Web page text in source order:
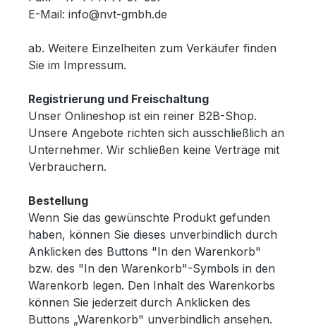
E-Mail: info@nvt-gmbh.de
ab. Weitere Einzelheiten zum Verkäufer finden
Sie im Impressum.
Registrierung und Freischaltung
Unser Onlineshop ist ein reiner B2B-Shop.
Unsere Angebote richten sich ausschließlich an
Unternehmer. Wir schließen keine Verträge mit
Verbrauchern.
Bestellung
Wenn Sie das gewünschte Produkt gefunden
haben, können Sie dieses unverbindlich durch
Anklicken des Buttons "In den Warenkorb"
bzw. des "In den Warenkorb"-Symbols in den
Warenkorb legen. Den Inhalt des Warenkorbs
können Sie jederzeit durch Anklicken des
Buttons „Warenkorb" unverbindlich ansehen.